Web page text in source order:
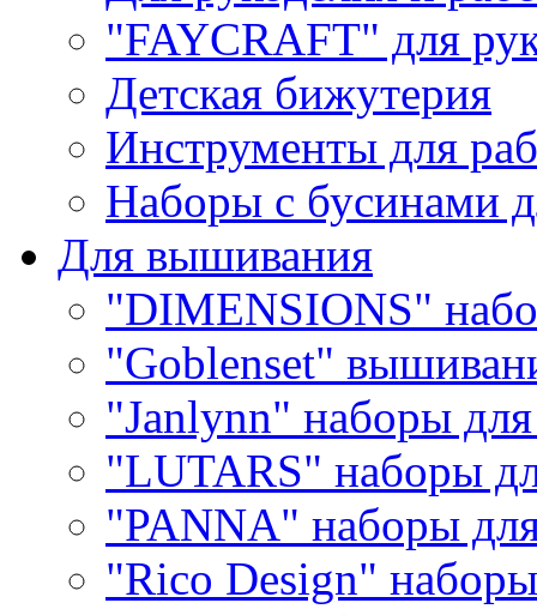
"FAYCRAFT" для
Детская бижутерия
Инструменты для
Наборы с бусинами
Для вышивания
"DIMENSIONS"
"Goblenset"
"Janlynn" наборы
"LUTARS" наборы
"PANNA" наборы
"Rico Design"